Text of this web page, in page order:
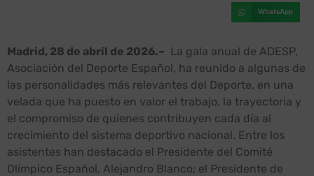
WhatsApp
Madrid, 28 de abril de 2026.– La gala anual de ADESP,
Asociación del Deporte Español, ha reunido a algunas de
las personalidades más relevantes del Deporte, en una
velada que ha puesto en valor el trabajo, la trayectoria y
el compromiso de quienes contribuyen cada día al
crecimiento del sistema deportivo nacional. Entre los
asistentes han destacado el Presidente del Comité
Olímpico Español, Alejandro Blanco; el Presidente de